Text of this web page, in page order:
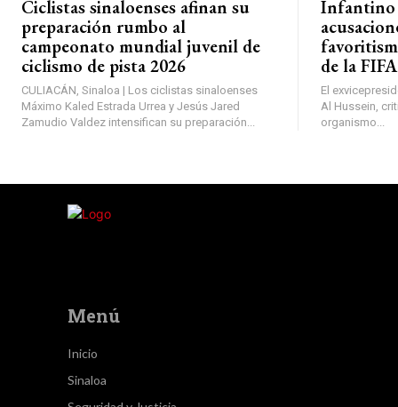
Ciclistas sinaloenses afinan su
preparación rumbo al
campeonato mundial juvenil de
ciclismo de pista 2026
CULIACÁN, Sinaloa | Los ciclistas sinaloenses
Máximo Kaled Estrada Urrea y Jesús Jared
Zamudio Valdez intensifican su preparación...
Infantino
de la FIFA
El
Al Hussein,
organismo...
Menú
Inicio
Sinaloa